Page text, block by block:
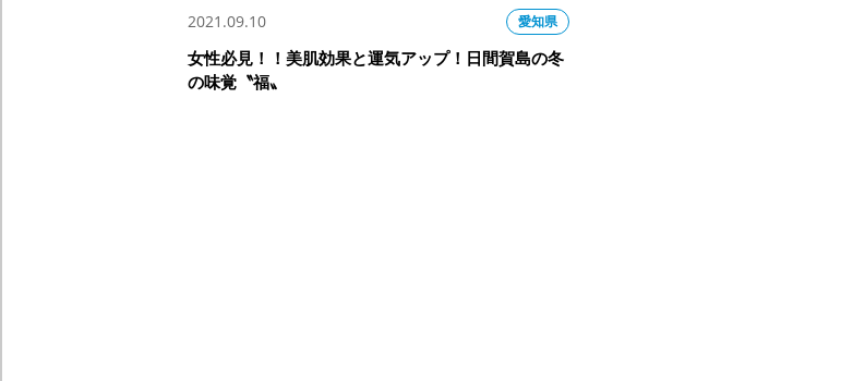
2021.09.10 愛知県
女性必見！！美肌効果と運気アップ！日間賀島の冬
の味覚〝福〟